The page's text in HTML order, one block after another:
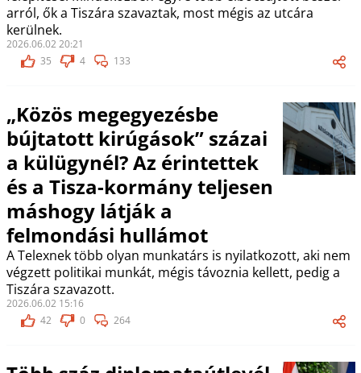
arról, ők a Tiszára szavaztak, most mégis az utcára
kerülnek.
2026.06.02 20:21
35
4 133
„Közös megegyezésbe
bújtatott kirúgások” százai
a külügynél? Az érintettek
és a Tisza-kormány teljesen
máshogy látják a
felmondási hullámot
A Telexnek több olyan munkatárs is nyilatkozott, aki nem
végzett politikai munkát, mégis távoznia kellett, pedig a
Tiszára szavazott.
2026.06.02 15:16
42
0 264